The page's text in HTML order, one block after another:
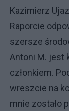
Kazimierz
Raporcie
szersze
Antoni M. jest
członkiem.
wreszcie na
mnie zostało